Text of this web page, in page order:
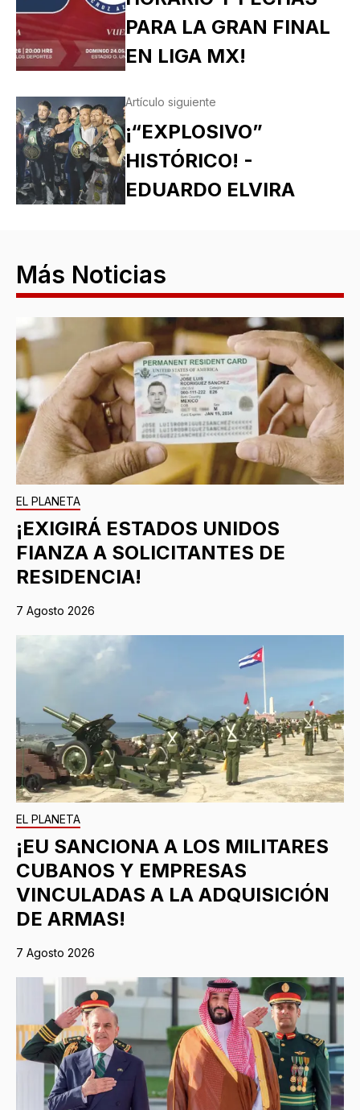
PARA LA GRAN FINAL
EN LIGA MX!
Artículo siguiente
¡“EXPLOSIVO”
HISTÓRICO! -
EDUARDO ELVIRA
Más Noticias
EL PLANETA
¡EXIGIRÁ ESTADOS UNIDOS
FIANZA A SOLICITANTES DE
RESIDENCIA!
7 Agosto 2026
EL PLANETA
¡EU SANCIONA A LOS MILITARES
CUBANOS Y EMPRESAS
VINCULADAS A LA ADQUISICIÓN
DE ARMAS!
7 Agosto 2026